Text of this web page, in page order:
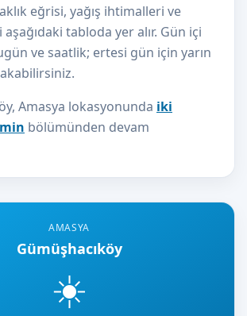
AMASYA
Gümüşhacıköy
☀️
eğrisi, yağış ihtimalleri ve
tabloda yer alır. Gün içi
ve saatlik; ertesi gün için yarın
Amasya lokasyonunda iki
bölümünden devam